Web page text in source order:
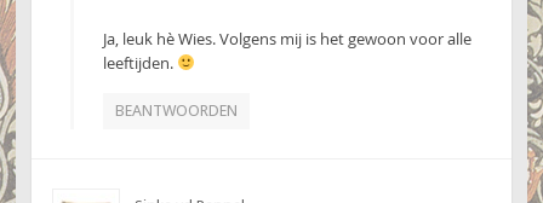
Ja, leuk hè Wies. Volgens mij is het gewoon voor alle
leeftijden.
BEANTWOORDEN